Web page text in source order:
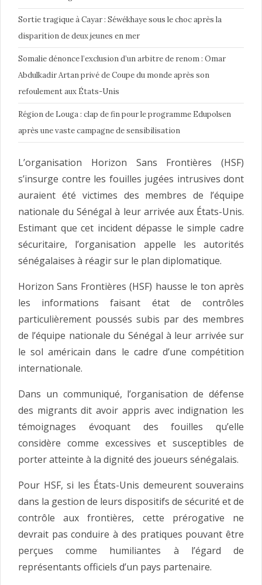
Sortie tragique à Cayar : Séwékhaye sous le choc après la
disparition de deux jeunes en mer
Somalie dénonce l’exclusion d’un arbitre de renom : Omar
Abdulkadir Artan privé de Coupe du monde après son
refoulement aux États-Unis
Région de Louga : clap de fin pour le programme Edupolsen
après une vaste campagne de sensibilisation
L’organisation Horizon Sans Frontières (HSF)
s’insurge contre les fouilles jugées intrusives dont
auraient été victimes des membres de l’équipe
nationale du Sénégal à leur arrivée aux États-Unis.
Estimant que cet incident dépasse le simple cadre
sécuritaire, l’organisation appelle les autorités
sénégalaises à réagir sur le plan diplomatique.
Horizon Sans Frontières (HSF) hausse le ton après
les informations faisant état de contrôles
particulièrement poussés subis par des membres
de l’équipe nationale du Sénégal à leur arrivée sur
le sol américain dans le cadre d’une compétition
internationale.
Dans un communiqué, l’organisation de défense
des migrants dit avoir appris avec indignation les
témoignages évoquant des fouilles qu’elle
considère comme excessives et susceptibles de
porter atteinte à la dignité des joueurs sénégalais.
Pour HSF, si les États-Unis demeurent souverains
dans la gestion de leurs dispositifs de sécurité et de
contrôle aux frontières, cette prérogative ne
devrait pas conduire à des pratiques pouvant être
perçues comme humiliantes à l’égard de
représentants officiels d’un pays partenaire.